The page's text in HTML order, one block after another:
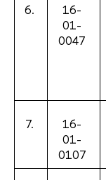
6.
16-
01-
0047
7.
16-
01-
0107